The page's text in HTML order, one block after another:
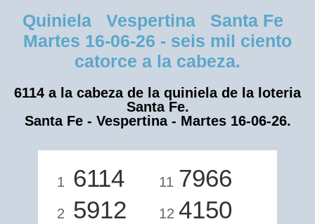
Quiniela Vespertina Santa Fe
Martes 16-06-26 - seis mil ciento
catorce a la cabeza.
6114 a la cabeza de la quiniela de la loteria
Santa Fe.
Santa Fe - Vespertina - Martes 16-06-26.
1 6114
2 5912
11 7966
12 4150